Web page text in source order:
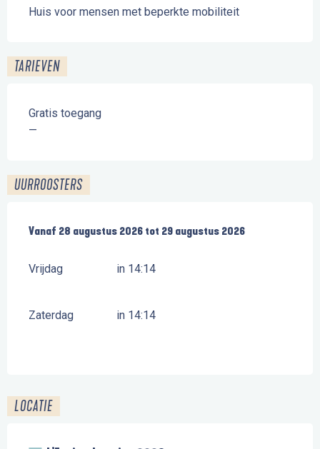
Huis voor mensen met beperkte mobiliteit
TARIEVEN
Gratis toegang
—
UURROOSTERS
Vanaf 28 augustus 2026 tot 29 augustus 2026
Vanaf 28 augustus 2026 tot 29 augustus 2026
Vrijdag in 14:14
Zaterdag in 14:14
LOCATIE